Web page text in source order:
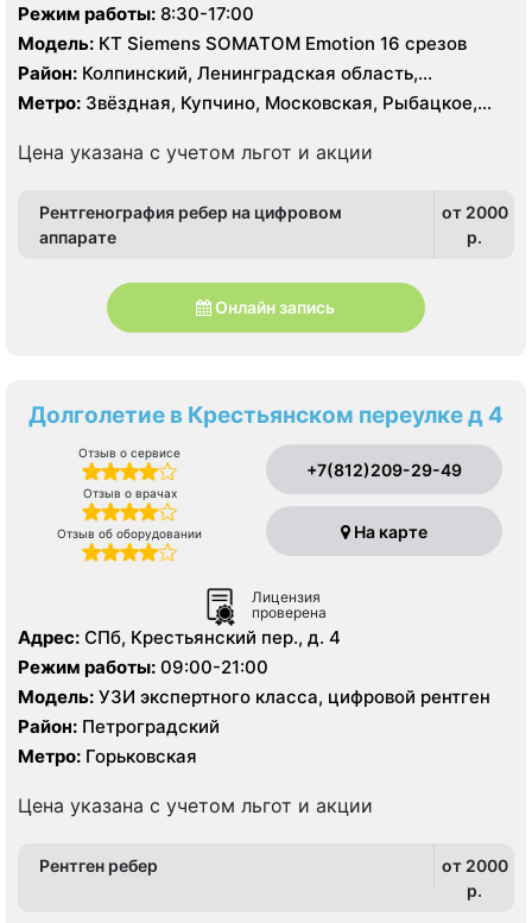
Режим работы: 8:30-17:00
Модель: КТ Siemens SOMATOM Emotion 16 срезов
Район: Колпинский, Ленинградская область,
Пушкинский
Метро: Звёздная, Купчино, Московская, Рыбацкое,
Цена указана с учетом льгот и акции
Рентгенография ребер на цифровом
аппарате
от 2000
p.
Онлайн запись
Долголетие в Крестьянском переулке д 4
Отзыв о сервисе
Отзыв о врачах
Отзыв об оборудовании
+7(812)209-29-49
На карте
Лицензия
проверена
Адрес: СПб, Крестьянский пер., д. 4
Режим работы: 09:00-21:00
Модель: УЗИ экспертного класса, цифровой рентген
Район: Петроградский
Метро: Горьковская
Цена указана с учетом льгот и акции
Рентген ребер
от 2000
p.